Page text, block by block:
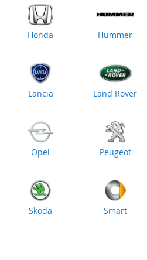
Honda Hummer
Lancia Land Rover
Opel Peugeot
Skoda Smart